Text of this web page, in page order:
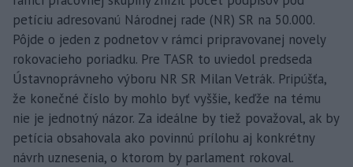
petíciu adresovanú Národnej rade (NR) SR na 50.000.
Pôjde o jeden z podnetov v rámci pripravovanej novely
rokovacieho poriadku. Pre TASR to uviedol predseda
Ústavnoprávneho výboru NR SR Milan Vetrák. Pripúšťa,
že konečné číslo by mohlo byť vyššie, keďže na tému
nie je jednotný názor. Za ideálne by tiež považoval, ak by
petícia obsahovala ako povinnú prílohu aj konkrétny
návrh uznesenia, o ktorom by parlament rokoval.